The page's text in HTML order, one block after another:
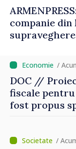
companie
/
DOC //
fiscale pentru
fost propus
/